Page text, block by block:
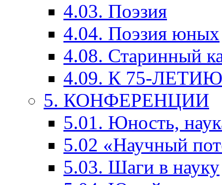
4.03. Поэзия
4.04. Поэзия юных
4.08. Старинный
4.09. К 75-
5. КОНФЕРЕНЦИИ
5.01. Юность,
5.02 «Научный
5.03. Шаги в науку